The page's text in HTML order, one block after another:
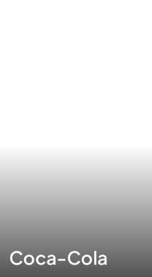
Coca-Cola